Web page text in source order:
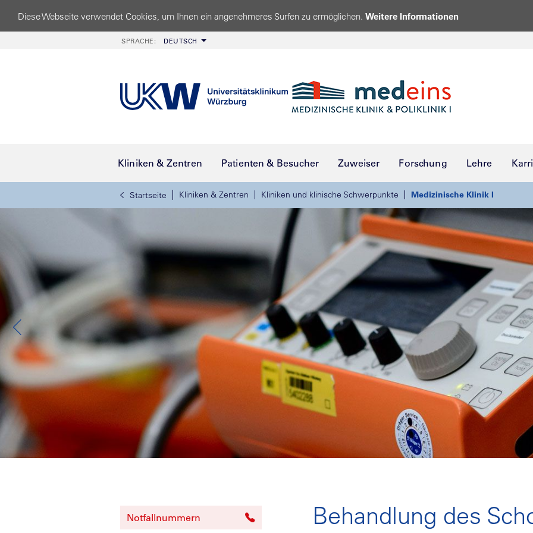
Diese Webseite verwendet Cookies, um Ihnen ein angenehmeres Surfen zu ermöglichen. Weitere Informationen
SPRACHE: DEUTSCH
Kliniken & Zentren Patienten & Besucher Zuweiser Forschung Lehre
Startseite Kliniken & Zentren Kliniken und klinische Schwerpunkte Medizinische Klinik I
Notfallnummern Behandlung des